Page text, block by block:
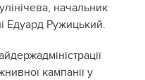
начальник
Едуард Ружицький.
кампанії у